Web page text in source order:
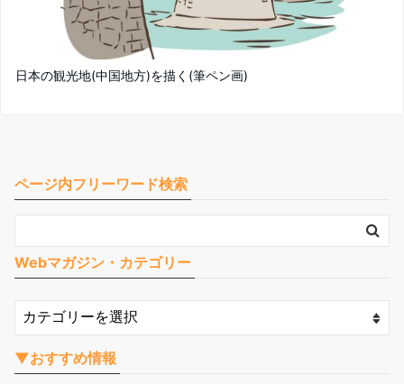
日本の観光地(中国地方)を描く(筆ペン画)
ページ内フリーワード検索
Webマガジン・カテゴリー
▼おすすめ情報